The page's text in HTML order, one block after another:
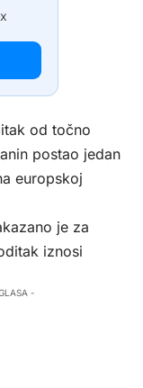
od točno
postao jedan
europskoj
je za
iznosi
-